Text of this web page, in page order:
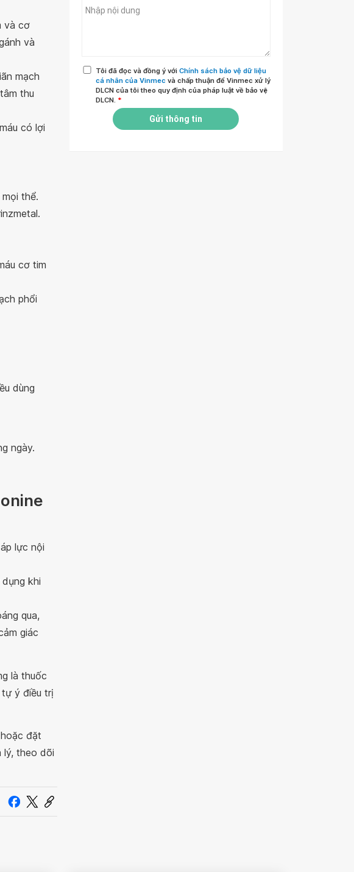
và cơ
và
mạch
thu
có lợi
thể.
cơ tim
phổi
dùng
ngày.
lực nội
khi
qua,
giác
là thuốc
ý điều trị
hoặc đặt
lý, theo dõi
Tôi đã đọc và đồng ý với Chính sách bảo vệ dữ liệu
cá nhân của Vinmec và chấp thuận để Vinmec xử lý
DLCN của tôi theo quy định của pháp luật về bảo vệ
DLCN. *
Gửi thông tin